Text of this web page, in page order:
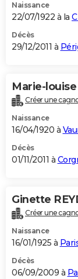
Naissance
22/07/1922 à la
Décès
29/12/2011 à
Marie-louise
Créer une
Naissance
16/04/1920 à
Décès
01/11/2011 à
Ginette
Créer une
Naissance
16/01/1925 à
Décès
06/09/2009 à